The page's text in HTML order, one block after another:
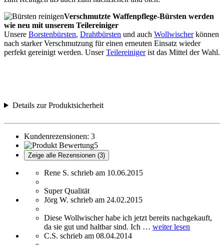
Verschmutzte Waffenpflege-Bürsten werden
wie neu mit unserem Teilereiniger
Unsere Borstenbürsten, Drahtbürsten und auch Wollwischerkönnen
nach starker Verschmutzung für einen erneuten Einsatz wieder
perfekt gereinigt werden. UnserTeilereinigerist das Mittel der Wahl.
Details zur Produktsicherheit
Kundenrezensionen: 3
5
Zeige alle Rezensionen (3)
Rene S. schrieb am 10.06.2015
Super Qualität
Jörg W. schrieb am 24.02.2015
Diese Wollwischer habe ich jetzt bereits nachgekauft,
da sie gut und haltbar sind. Ich … weiter lesen
C.S. schrieb am 08.04.2014